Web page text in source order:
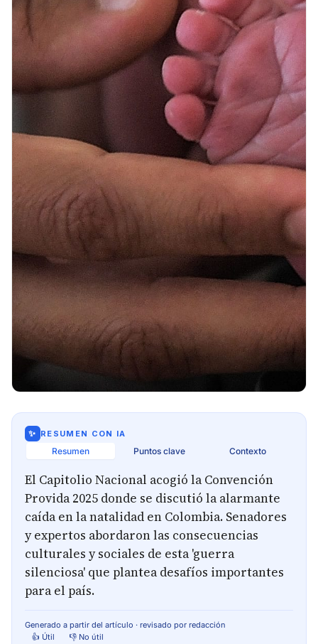
✨ RESUMEN CON IA
Resumen Puntos clave Contexto
El Capitolio Nacional acogió la Convención
Provida 2025 donde se discutió la alarmante
caída en la natalidad en Colombia. Senadores
y expertos abordaron las consecuencias
culturales y sociales de esta 'guerra
silenciosa' que plantea desafíos importantes
para el país.
Generado a partir del artículo · revisado por redacción
👍 Útil
👎 No útil